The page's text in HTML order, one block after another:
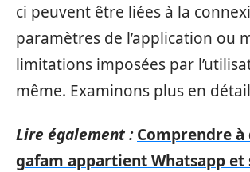
ci peuvent être liées à la
paramètres de l’application ou
limitations imposées par
même. Examinons plus en
Lire également : Comprendre à
gafam appartient Whatsapp et